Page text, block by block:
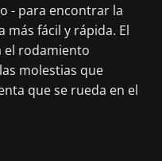
- para encontrar la
fácil y rápida. El
el rodamiento
molestias que
que se rueda en el